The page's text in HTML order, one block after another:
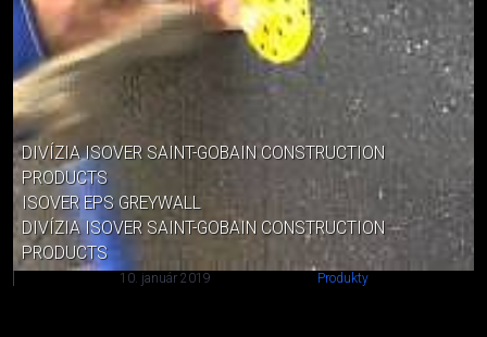
DIVÍZIA ISOVER SAINT-GOBAIN CONSTRUCTION
PRODUCTS
ISOVER EPS GREYWALL
DIVÍZIA ISOVER SAINT-GOBAIN CONSTRUCTION
PRODUCTS
10. január 2019 Produkty